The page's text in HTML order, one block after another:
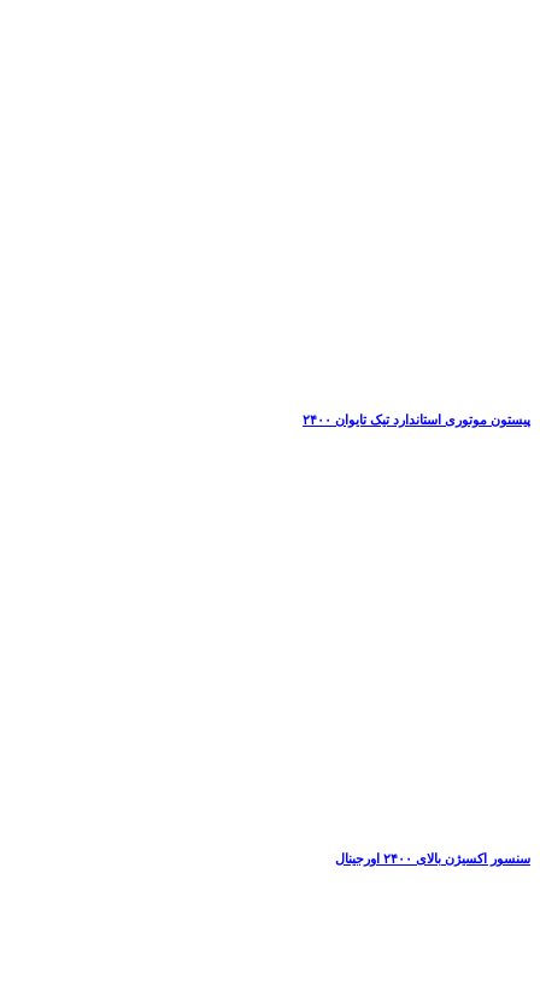
پیستون موتوری استاندارد تیک تایوان ۲۴۰۰
سنسور اکسیژن بالای ۲۴۰۰ اورجینال